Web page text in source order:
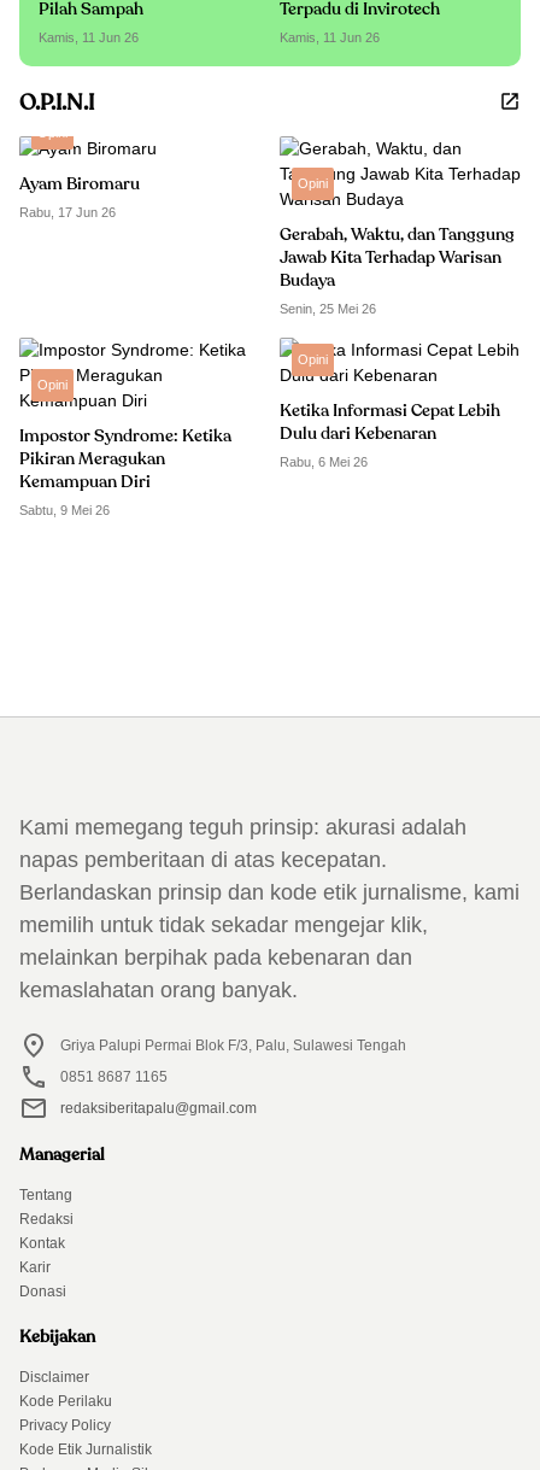
Pilah Sampah
Kamis, 11 Jun 26
Terpadu di Invirotech
Kamis, 11 Jun 26
O.P.I.N.I
Ayam Biromaru
Rabu, 17 Jun 26
Opini
Gerabah, Waktu, dan Tanggung
Jawab Kita Terhadap Warisan
Budaya
Senin, 25 Mei 26
Opini
Impostor Syndrome: Ketika
Pikiran Meragukan
Kemampuan Diri
Sabtu, 9 Mei 26
Opini
Ketika Informasi Cepat Lebih
Dulu dari Kebenaran
Rabu, 6 Mei 26
Kami memegang teguh prinsip: akurasi adalah
napas pemberitaan di atas kecepatan.
Berlandaskan prinsip dan kode etik jurnalisme, kami
memilih untuk tidak sekadar mengejar klik,
melainkan berpihak pada kebenaran dan
kemaslahatan orang banyak.
Griya Palupi Permai Blok F/3, Palu, Sulawesi Tengah
0851 8687 1165
redaksiberitapalu@gmail.com
Managerial
Tentang
Redaksi
Kontak
Karir
Donasi
Kebijakan
Disclaimer
Kode Perilaku
Privacy Policy
Kode Etik Jurnalistik